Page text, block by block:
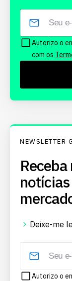
Autorizo o
com os
NEWSLETTER
Deixe-me
Autorizo o